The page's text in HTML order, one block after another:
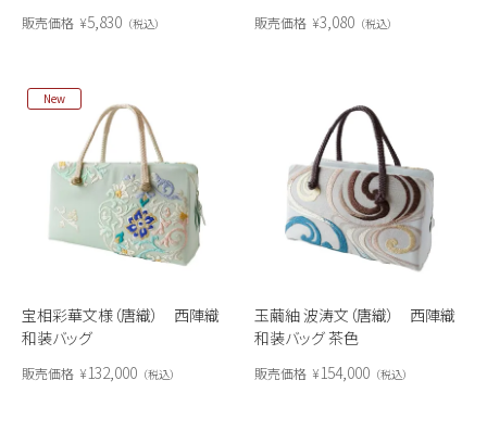
販売価格 ¥5,830 税込 販売価格 ¥3,080 税込
宝相彩華文様（唐織） 西陣織
和装バッグ
New
販売価格 ¥132,000 税込
玉繭紬 波涛文（唐織） 西陣織
和装バッグ 茶色
販売価格 ¥154,000 税込